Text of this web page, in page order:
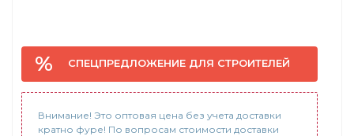
СПЕЦПРЕДЛОЖЕНИЕ ДЛЯ СТРОИТЕЛЕЙ
Внимание! Это оптовая цена без учета доставки
кратно фуре! По вопросам стоимости доставки